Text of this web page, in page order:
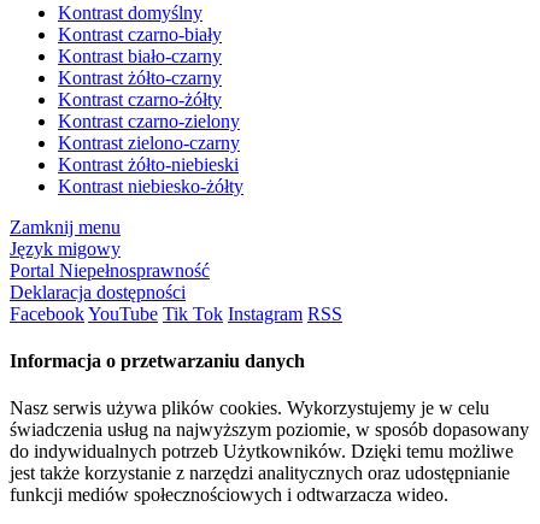
Kontrast domyślny
Kontrast czarno-biały
Kontrast biało-czarny
Kontrast żółto-czarny
Kontrast czarno-żółty
Kontrast czarno-zielony
Kontrast zielono-czarny
Kontrast żółto-niebieski
Kontrast niebiesko-żółty
Zamknij menu
Język migowy
Portal Niepełnosprawność
Deklaracja dostępności
FacebookYouTube Tik Tok Instagram RSS
Informacja o przetwarzaniu danych
Nasz serwis używa plików cookies. Wykorzystujemy je w celu
świadczenia usług na najwyższym poziomie, w sposób dopasowany
do indywidualnych potrzeb Użytkowników. Dzięki temu możliwe
jest także korzystanie z narzędzi analitycznych oraz udostępnianie
funkcji mediów społecznościowych i odtwarzacza wideo.